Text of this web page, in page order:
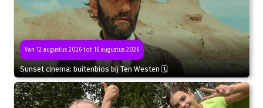
Van 12 augustus 2026 tot 16 augustus 2026
Sunset cinema: buitenbios bij Ten Westen 🗓